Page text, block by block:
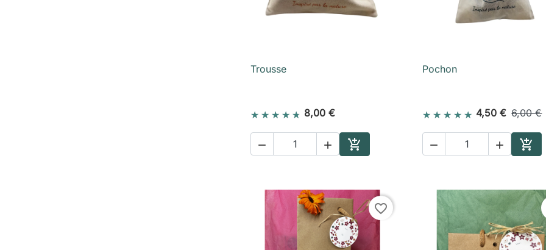

Trousse
8,00 €
  
Ajouter au panier

Pochon
4,50 € 6,00 €
  
favorite_border